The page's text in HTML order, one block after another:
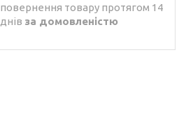
повернення товару протягом 14
днів за домовленістю